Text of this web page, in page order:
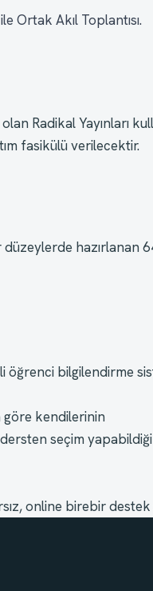
Ortak Akıl Toplantısı.
Radikal Yayınları
fasikülü verilecektir.
hazırlanan
öğrenci bilgilendirme
göre kendilerinin
seçim
online birebir destek